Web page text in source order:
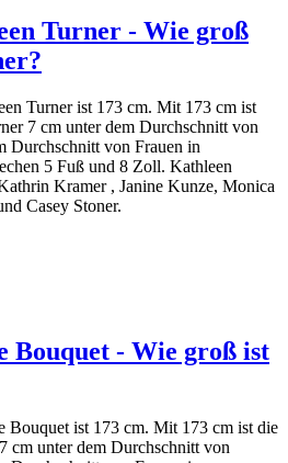
Turner - Wie groß
Turner ist 173 cm. Mit 173 cm ist
7 cm unter dem Durchschnitt von
Durchschnitt von Frauen in
5 Fuß und 8 Zoll. Kathleen
Kramer , Janine Kunze, Monica
Casey Stoner.
Bouquet - Wie groß ist
Bouquet ist 173 cm. Mit 173 cm ist die
cm unter dem Durchschnitt von